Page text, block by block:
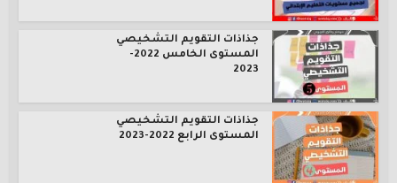
جذاذات التقويم التشخيصي
المستوى الخامس 2022-
2023
جذاذات التقويم التشخيصي
المستوى الرابع 2022-2023